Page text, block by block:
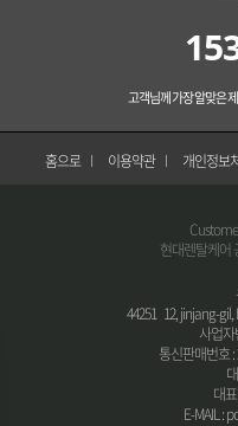
고객님께 가장 알맞은
홈으로 이용약관 개인정보
현대렌탈케어
44251 12, jinjang-gil,
사업자
통신판매번호
대
E-MAIL :